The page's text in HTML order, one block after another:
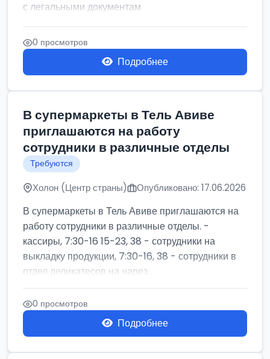
с легальными документам
0 просмотров
Подробнее
В супермаркеты в Тель Авиве
приглашаются на работу
сотрудники в различные отделы
Требуются
Холон (Центр страны) Опубликовано: 17.06.2026
В супермаркеты в Тель Авиве приглашаются на
работу сотрудники в различные отделы. -
кассиры, 7:30-16 15-23, 38 - сотрудники на
выкладку продукции, 7:30-16, 38 - сотрудники в
отдел деликатесов на нарез...
0 просмотров
Подробнее